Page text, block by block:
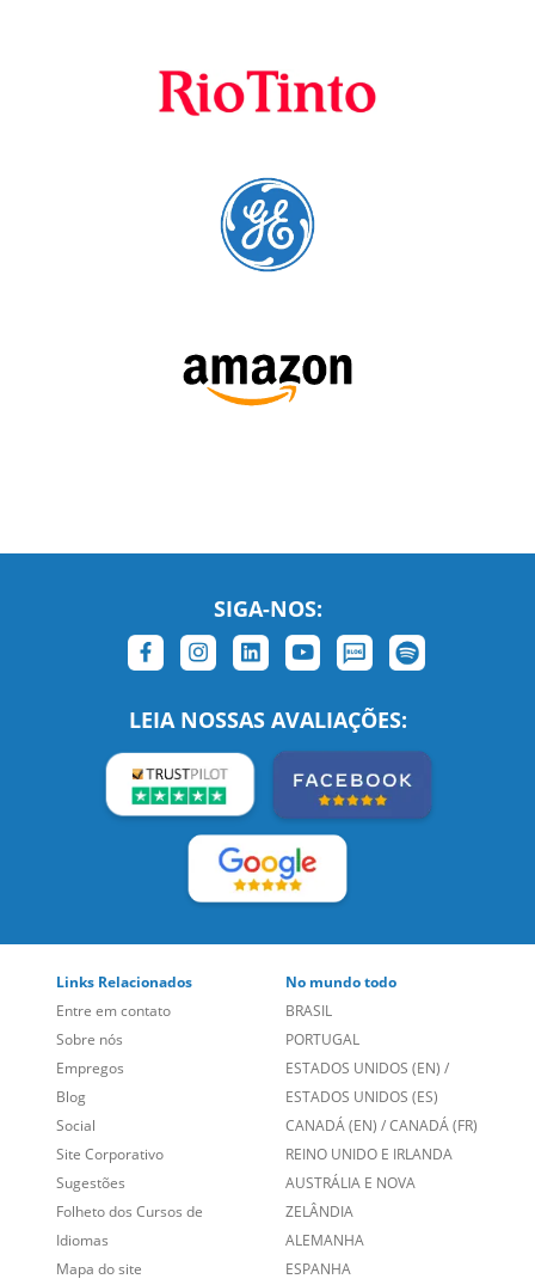
SIGA-NOS:
LEIA NOSSAS AVALIAÇÕES:
Links Relacionados
Entre em contato
Sobre nós
Empregos
Blog
Social
Site Corporativo
Sugestões
Folheto dos Cursos de
Idiomas
Mapa do site
No mundo todo
BRASIL
PORTUGAL
ESTADOS UNIDOS (EN) /
ESTADOS UNIDOS (ES)
CANADÁ (EN) /CANADÁ (FR)
REINO UNIDO E IRLANDA
AUSTRÁLIA E NOVA
ZELÂNDIA
ALEMANHA
ESPANHA